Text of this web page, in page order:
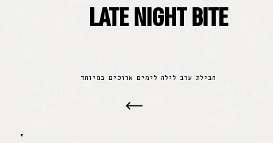
LATE NIGHT BITE
חבילת ערב לילה לימים ארוכים במיוחד